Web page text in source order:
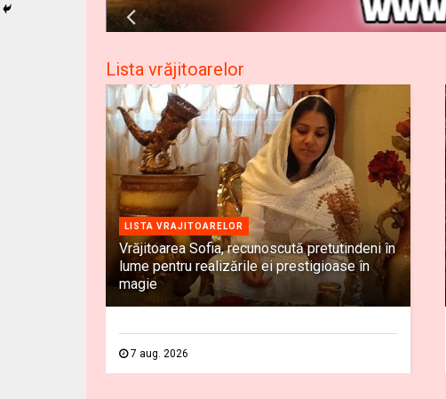
Lista vrăjitoarelor
LISTA VRAJITOARELOR
Vrăjitoarea Sofia, recunoscută pretutindeni în
lume pentru realizările ei prestigioase în
magie
7 aug. 2026